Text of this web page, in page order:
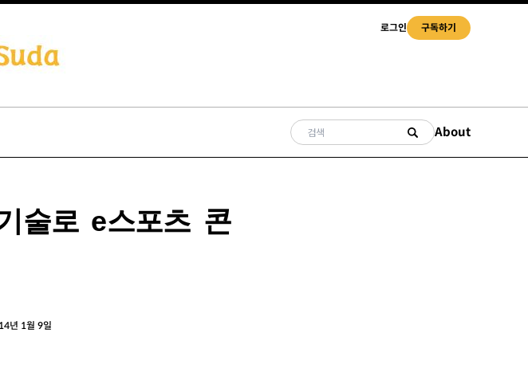
로그인 구독하기
About
술로 e스포츠 콘
년 1월 9일